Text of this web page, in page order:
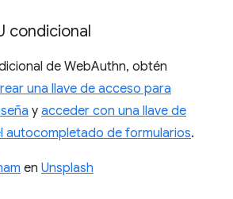
condicional
de WebAuthn, obtén
una llave de acceso para
y acceder con una llave de
autocompletado de formularios.
en Unsplash